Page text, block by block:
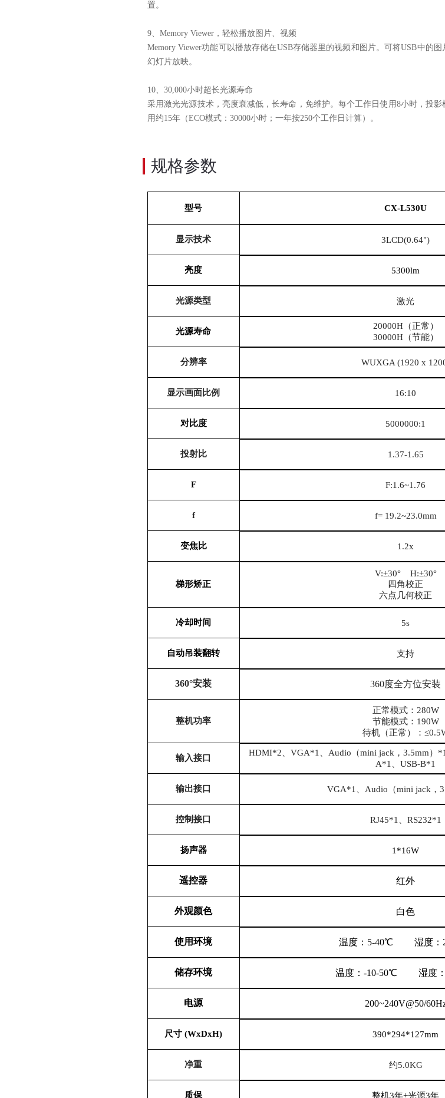
置。
9、 Memory Viewer，轻松播放图片、视频
Memory Viewer功能可以播放存储在USB存储器里的视频和图片。可将USB中的图
幻灯片放映。
10、 30,000小时超长光源寿命
采用激光光源技术，亮度衰减低，长寿命，免维护。每个工作日使用8小时，投影
用约15年（ECO模式： 30000小时；一年按250个工作日计算）。
规格参数
型号 CX-L530U
显示技术 3LCD(0.64")
亮度 5300lm
光源类型 激光
光源寿命
20000H（正常）
30000H（节能）
分辨率 WUXGA (1920 x
显示画面比例 16:10
对比度 5000000:1
投射比 1.37-1.65
F F:1.6~1.76
f f= 19.2~23.0mm
变焦比 1.2x
梯形矫正
V:±30° H:±30°
四角校正
六点几何校正
冷却时间 5s
自动吊装翻转 支持
360°安装 360度全方位安装
整机功率
正常模式：280W
节能模式：190W
待机（正常）：
输入接口
HDMI*2、VGA*1、Audio（mini jack，3.5mm）
A*1、USB-B*1
输出接口 VGA*1、Audio（mini jack，
控制接口 RJ45*1、RS232*1
扬声器 1*16W
遥控器 红外
外观颜色 白色
使用环境 温度：5-40℃ 湿度：
储存环境 温度：-10-50℃ 湿度：
电源 200~240V@50/
尺寸 (WxDxH) 390*294*127mm
净重 约5.0KG
质保 整机3年+光源3年